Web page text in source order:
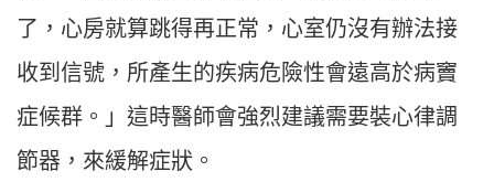
了，心房就算跳得再正常，心室仍沒有辦法接
收到信號，所產生的疾病危險性會遠高於病竇
症候群。」這時醫師會強烈建議需要裝心律調
節器，來緩解症狀。